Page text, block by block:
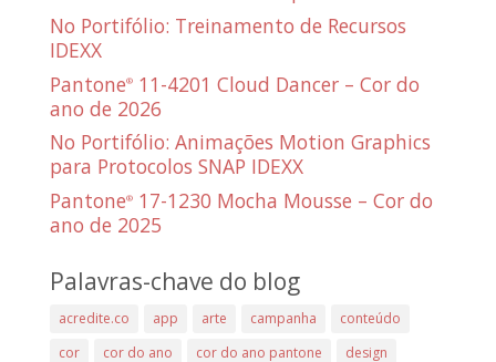
No Portifólio: Treinamento de Recursos
IDEXX
Pantone®11-4201 Cloud Dancer – Cor do
ano de 2026
No Portifólio: Animações Motion Graphics
para Protocolos SNAP IDEXX
Pantone®17-1230 Mocha Mousse – Cor do
ano de 2025
Palavras-chave do blog
acredite.co app arte campanha
conteúdo
cor
cor do ano cor do ano pantone design